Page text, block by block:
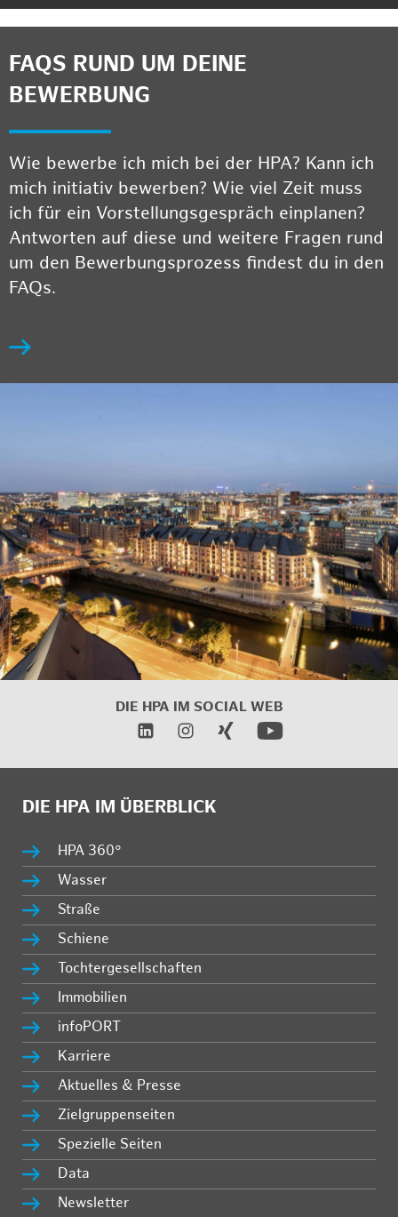
FAQS RUND UM DEINE
BEWERBUNG
Wie bewerbe ich mich bei der HPA? Kann ich
mich initiativ bewerben? Wie viel Zeit muss
ich für ein Vorstellungsgespräch einplanen?
Antworten auf diese und weitere Fragen rund
um den Bewerbungsprozess findest du in den
FAQs.
DIE HPA IM SOCIAL WEB
DIE HPA IM ÜBERBLICK
HPA 360°
Wasser
Straße
Schiene
Tochtergesellschaften
Immobilien
infoPORT
Karriere
Aktuelles & Presse
Zielgruppenseiten
Spezielle Seiten
Data
Newsletter